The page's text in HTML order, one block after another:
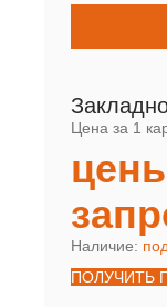
Цена за 1
Наличие:
ПОЛУЧИТЬ